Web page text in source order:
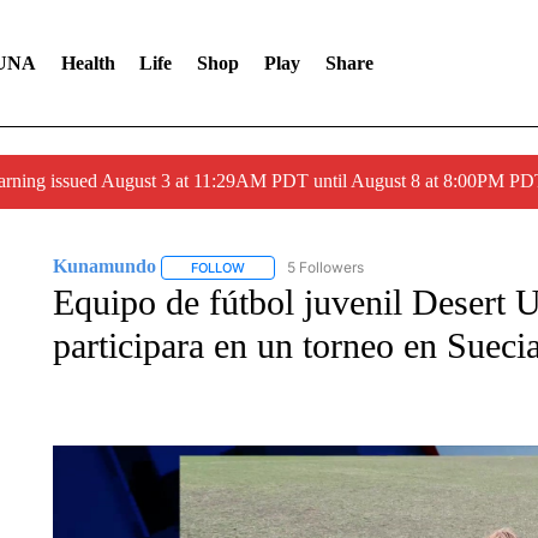
Health Life Shop Play Share
issued August 3 at 11:29AM PDT until August 8 at 8:00PM
Kunamundo FOLLOWFOLLOW "KUNAMUNDO" TO RECEIVE
5 Followers
Equipo de fútbol juvenil Desert
participara en un torneo en